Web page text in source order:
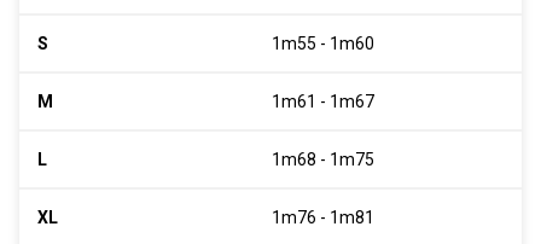
1m55 - 1m60
1m61 - 1m67
1m68 - 1m75
1m76 - 1m81